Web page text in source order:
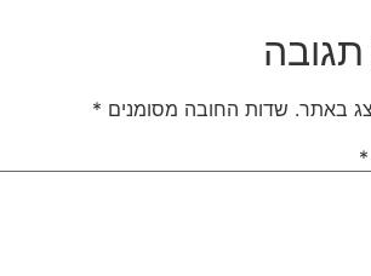
באתר. שדות החובה מסומנים *
*